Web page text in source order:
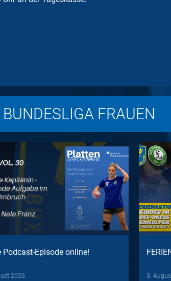
FRAUEN
Podcast-Episode online!
2026 3.